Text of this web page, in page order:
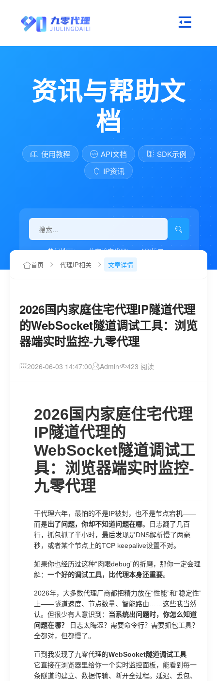
资讯与帮助文
档
使用教程 API文档
SDK示例
IP资讯
热门搜索： 住宅静态代理ip
API接口
代理IP如何设置
首页 代理IP相关 文章详情
2026国内家庭住宅代理IP隧道代理
的WebSocket隧道调试工具：浏览
器端实时监控-九零代理
2026-06-03 14:47:00 Admin 423 阅读
2026国内家庭住宅代理
IP隧道代理的
WebSocket隧道调试工
具：浏览器端实时监控-
九零代理
干代理六年，最怕的不是IP被封，也不是节点宕机——
而是出了问题，你却不知道问题在哪。日志翻了几百
行，抓包抓了半小时，最后发现是DNS解析慢了两毫
秒，或者某个节点上的TCP keepalive设置不对。
如果你也经历过这种“肉眼debug”的折磨，那你一定会理
解： 一个好的调试工具，比代理本身还重要。
2026年，大多数代理厂商都把精力放在“性能”和“稳定性”
上——隧道速度、节点数量、智能路由……这些我当然
认。但很少有人意识到： 当系统出问题时，你怎么知道
问题在哪？
日志太晦涩？需要命令行？需要抓包工具？
全都对，但都慢了。
直到我发现了九零代理的WebSocket隧道调试工具——
它直接在浏览器里给你一个实时监控面板，能看到每一
条隧道的建立、数据传输、断开全过程。延迟、丢包、